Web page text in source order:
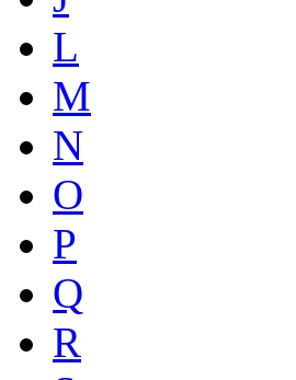
L
M
N
O
P
Q
R